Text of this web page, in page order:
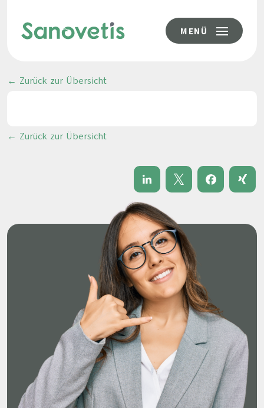
MENÜ
← Zurück zur Übersicht
← Zurück zur Übersicht